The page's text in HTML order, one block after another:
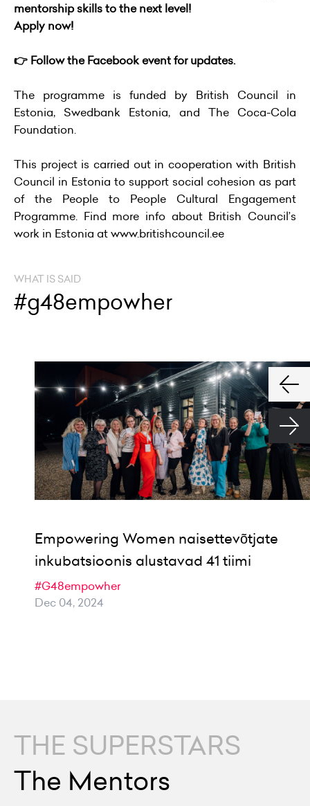
mentorship skills to the next level!
Apply now!
👉 Follow theFacebook eventfor updates.
The programme is funded by British Council in
Estonia, Swedbank Estonia, and The Coca-Cola
Foundation.
This project is carried out in cooperation with British
Council in Estonia to support social cohesion as part
of the People to People Cultural Engagement
Programme. Find more info about British Council’s
work in Estonia at www.britishcouncil.ee
WHAT IS SAID
#g48empowher
Empowering Women naisettevõtjate
inkubatsioonis alustavad 41 tiimi
#G48empowher
Dec 04, 2024
THE SUPERSTARS
The Mentors